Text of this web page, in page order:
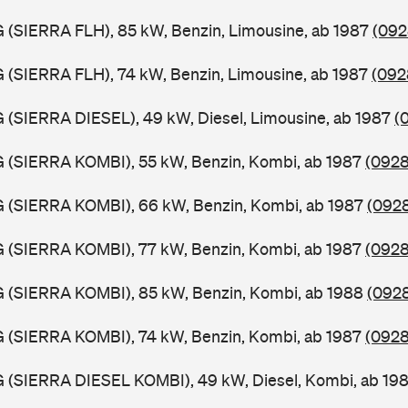
(SIERRA FLH), 85 kW, Benzin, Limousine, ab 1987
(SIERRA FLH), 74 kW, Benzin, Limousine, ab 1987
(SIERRA DIESEL), 49 kW, Diesel, Limousine, ab 1987
(SIERRA KOMBI), 55 kW, Benzin, Kombi, ab 1987
(SIERRA KOMBI), 66 kW, Benzin, Kombi, ab 1987
(SIERRA KOMBI), 77 kW, Benzin, Kombi, ab 1987
(SIERRA KOMBI), 85 kW, Benzin, Kombi, ab 1988
(SIERRA KOMBI), 74 kW, Benzin, Kombi, ab 1987
(SIERRA DIESEL KOMBI), 49 kW, Diesel, Kombi, ab